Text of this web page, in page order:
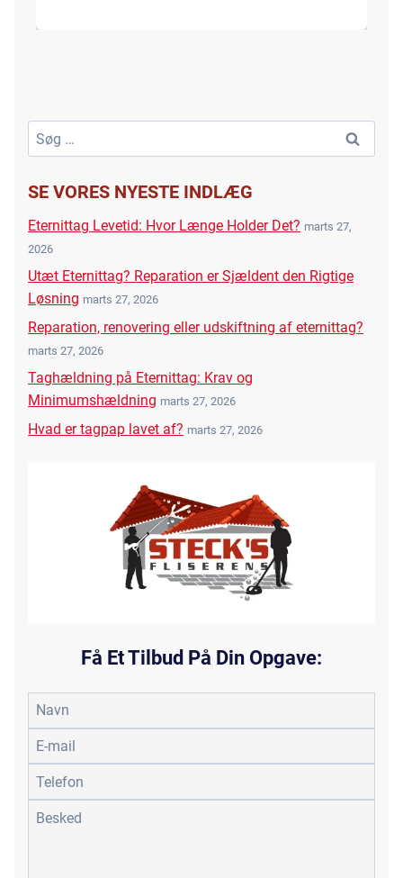
Søg
efter:
SE VORES NYESTE INDLÆG
Eternittag Levetid: Hvor Længe Holder Det? marts 27,
2026
Utæt Eternittag? Reparation er Sjældent den Rigtige
Løsning marts 27, 2026
Reparation, renovering eller udskiftning af eternittag?
marts 27, 2026
Taghældning på Eternittag: Krav og
Minimumshældning marts 27, 2026
Hvad er tagpap lavet af? marts 27, 2026
Få Et Tilbud På Din Opgave: